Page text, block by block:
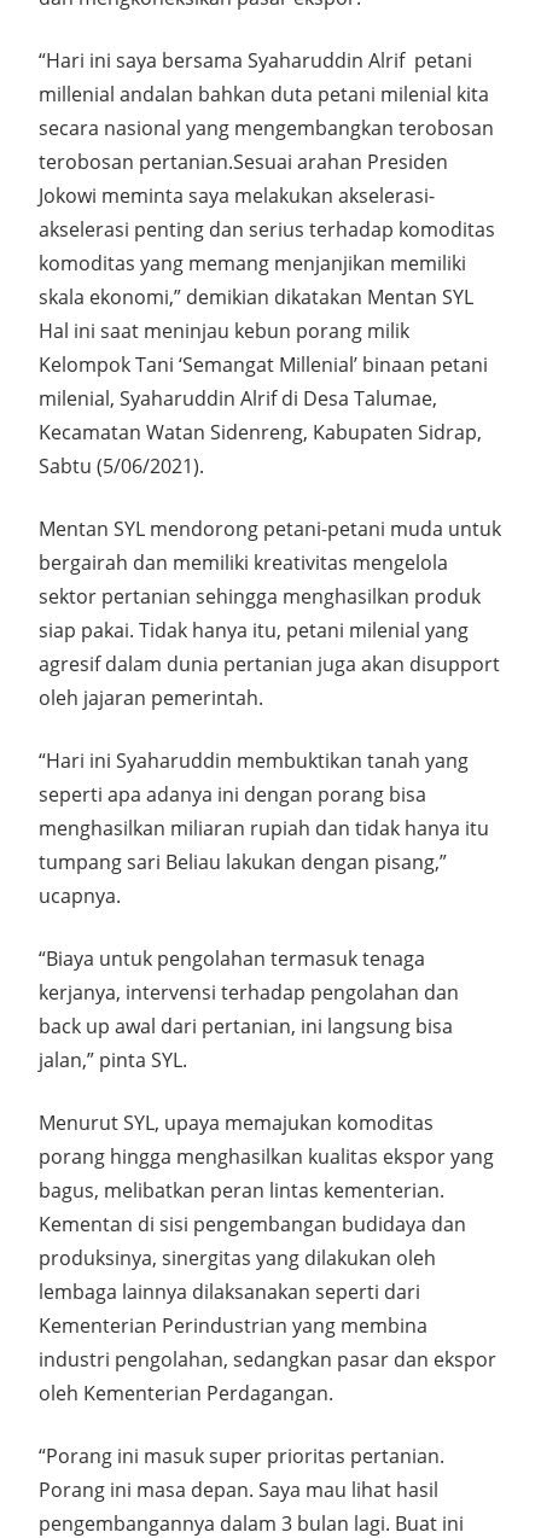
“Hari ini saya bersama Syaharuddin Alrif petani
millenial andalan bahkan duta petani milenial kita
secara nasional yang mengembangkan terobosan
terobosan pertanian.Sesuai arahan Presiden
Jokowi meminta saya melakukan akselerasi-
akselerasi penting dan serius terhadap komoditas
komoditas yang memang menjanjikan memiliki
skala ekonomi,” demikian dikatakan Mentan SYL
Hal ini saat meninjau kebun porang milik
Kelompok Tani ‘Semangat Millenial’ binaan petani
milenial, Syaharuddin Alrif di Desa Talumae,
Kecamatan Watan Sidenreng, Kabupaten Sidrap,
Sabtu (5/06/2021).
Mentan SYL mendorong petani-petani muda untuk
bergairah dan memiliki kreativitas mengelola
sektor pertanian sehingga menghasilkan produk
siap pakai. Tidak hanya itu, petani milenial yang
agresif dalam dunia pertanian juga akan disupport
oleh jajaran pemerintah.
“Hari ini Syaharuddin membuktikan tanah yang
seperti apa adanya ini dengan porang bisa
menghasilkan miliaran rupiah dan tidak hanya itu
tumpang sari Beliau lakukan dengan pisang,”
ucapnya.
“Biaya untuk pengolahan termasuk tenaga
kerjanya, intervensi terhadap pengolahan dan
back up awal dari pertanian, ini langsung bisa
jalan,” pinta SYL.
Menurut SYL, upaya memajukan komoditas
porang hingga menghasilkan kualitas ekspor yang
bagus, melibatkan peran lintas kementerian.
Kementan di sisi pengembangan budidaya dan
produksinya, sinergitas yang dilakukan oleh
lembaga lainnya dilaksanakan seperti dari
Kementerian Perindustrian yang membina
industri pengolahan, sedangkan pasar dan ekspor
oleh Kementerian Perdagangan.
“Porang ini masuk super prioritas pertanian.
Porang ini masa depan. Saya mau lihat hasil
pengembangannya dalam 3 bulan lagi. Buat ini